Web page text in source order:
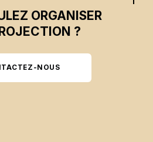
ORGANISER
?
NOUS